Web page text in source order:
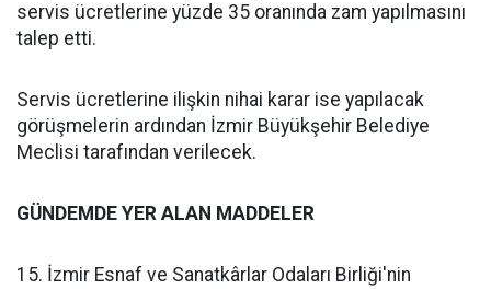
servis ücretlerine yüzde 35 oranında zam yapılmasını
talep etti.
Servis ücretlerine ilişkin nihai karar ise yapılacak
görüşmelerin ardından İzmir Büyükşehir Belediye
Meclisi tarafından verilecek.
GÜNDEMDE YER ALAN MADDELER
15. İzmir Esnaf ve Sanatkârlar Odaları Birliği'nin